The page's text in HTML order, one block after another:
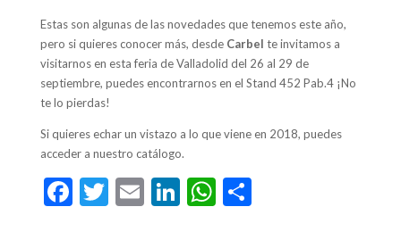
Estas son algunas de las novedades que tenemos este año,
pero si quieres conocer más, desde Carbel te invitamos a
visitarnos en esta feria de Valladolid del 26 al 29 de
septiembre, puedes encontrarnos en el Stand 452 Pab.4 ¡No
te lo pierdas!
Si quieres echar un vistazo a lo que viene en 2018, puedes
acceder a nuestro catálogo.
F T E Li WC